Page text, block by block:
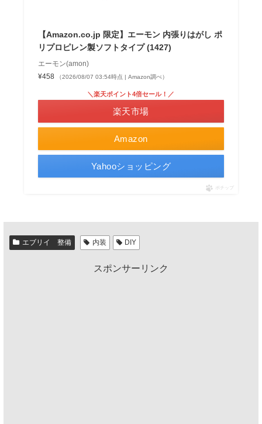
【Amazon.co.jp 限定】エーモン 内張りはがし ポ
リプロピレン製ソフトタイプ (1427)
エーモン(amon)
¥458
（2026/08/07 03:54時点 | Amazon調べ）
Amazon
＼楽天ポイント4倍セール！／
楽天市場
Yahooショッピング
ポチップ
エブリイ 整備 内装 DIY
スポンサーリンク